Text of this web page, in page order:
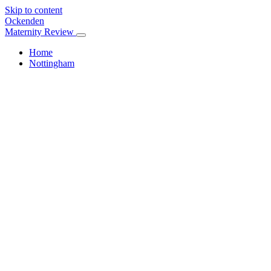
Skip to content
Ockenden
Maternity Review
Home
Nottingham